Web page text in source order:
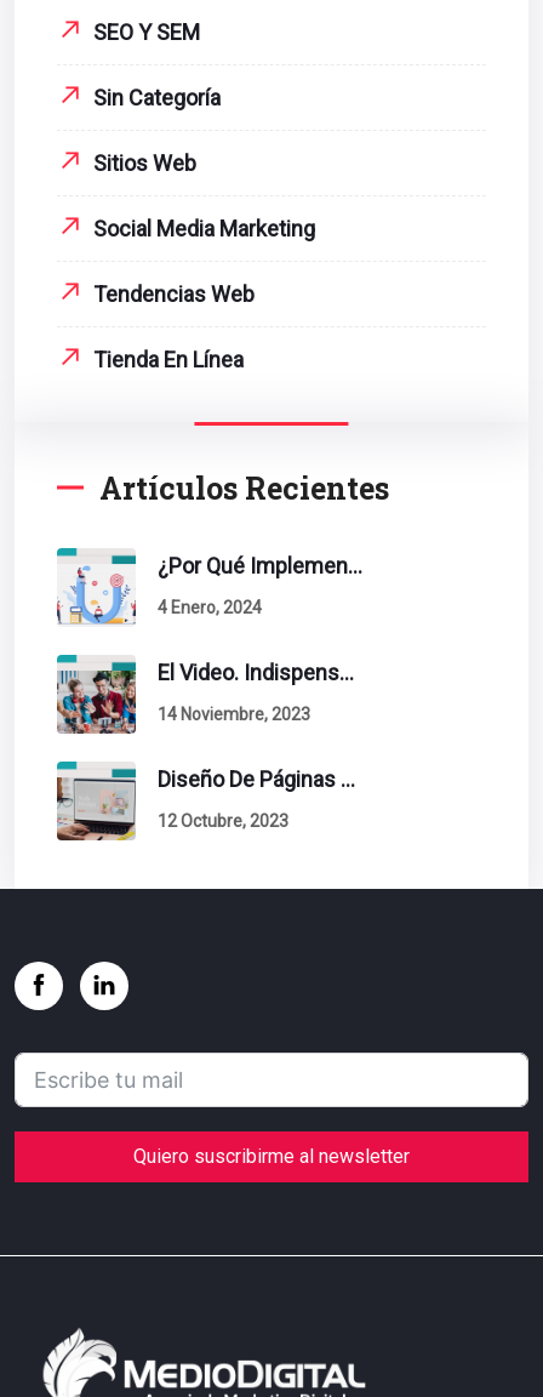
SEO Y SEM
Sin Categoría
Sitios Web
Social Media Marketing
Tendencias Web
Tienda En Línea
Artículos Recientes
¿Por Qué Implementar La Metodología Inbound Marketing En Tu Empresa?
4 Enero, 2024
El Video. Indispensable En Tu Estrategia De Contenidos.
14 Noviembre, 2023
Diseño De Páginas Web. Esto Debe Tener Un Sitio Exitoso.
12 Octubre, 2023
Quiero suscribirme al newsletter